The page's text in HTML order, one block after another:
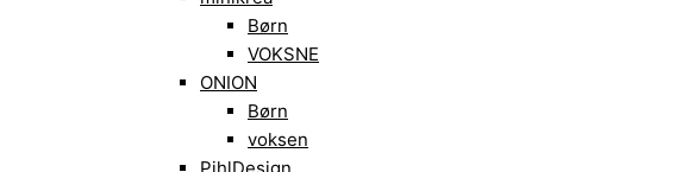
Børn
VOKSNE
ONION
Børn
voksen
PihlDesign